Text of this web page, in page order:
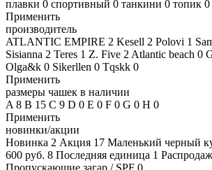
плавки 0 спортивный 0 танкини 0 топик 0
Применить
производитель
ATLANTIC EMPIRE 2 Kesell 2 Polovi 1
Sisianna 2 Teres 1 Z. Five 2 Atlantic beach 0
Olga&k 0 Sikerllen 0 Tqskk 0
Применить
размеры чашек в наличии
A 8 B 15 C 9 D 0 E 0 F 0 G 0 H 0
Применить
новинки/акции
Новинка 2 Акция 17 Маленький черный
600 руб. 8 Последняя единица 1
Пропускающие загар / SPF 0